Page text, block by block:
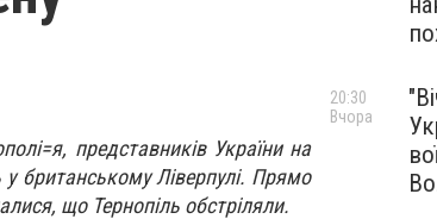
представників України на
британському Ліверпулі. Прямо
що Тернопіль обстріляли.
20:30
Вчора